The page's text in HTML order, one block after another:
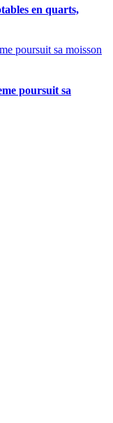
en quarts,
poursuit sa